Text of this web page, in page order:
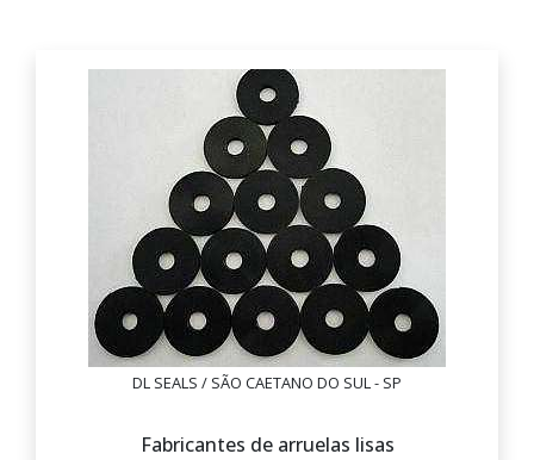
DL SEALS / SÃO CAETANO DO SUL - SP
Fabricantes de arruelas lisas